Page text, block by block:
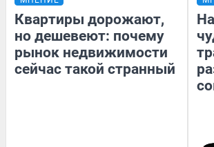
Квартиры дорожают,
но дешевеют: почему
рынок недвижимости
сейчас такой странный